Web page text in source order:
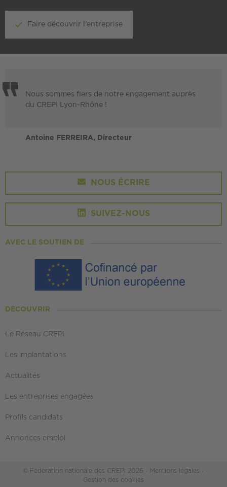
Faire découvrir l'entreprise
Nous sommes fiers de notre engagement auprès
du CREPI Lyon-Rhône !
Antoine FERREIRA, Directeur
NOUS ÉCRIRE
SUIVEZ-NOUS
AVEC LE SOUTIEN DE
DÉCOUVRIR
Le Réseau CREPI
Les implantations
Actualités
Les entreprises engagées
Profils candidats
Annonces emploi
© Fédération nationale des CREPI 2026 - Mentions légales -
Gestion des cookies